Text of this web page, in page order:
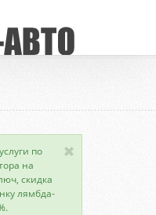
по
на
скидка
лямбда-